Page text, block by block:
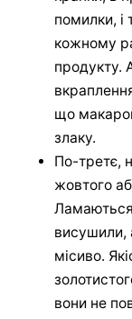
помилки, і
кожному
продукту.
що
злаку.
По-третє,
жовтого
висушили,
місиво.
вони не